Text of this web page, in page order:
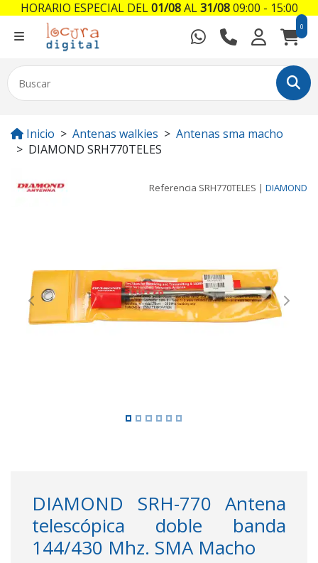
0
Inicio Antenas walkies
Antenas sma macho
DIAMOND SRH770TELES
Referencia SRH770TELES | DIAMOND
Previous Next
DIAMOND SRH-770 Antena
telescópica doble banda
144/430 Mhz. SMA Macho
HORARIO ESPECIAL DEL01/08AL31/0809:00 - 15:00